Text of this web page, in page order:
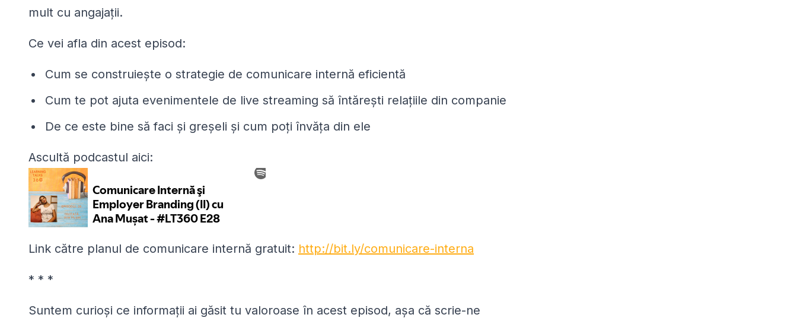
mult cu angajații.
Ce vei afla din acest episod:
Cum se construiește o strategie de comunicare internă eficientă
Cum te pot ajuta evenimentele de live streaming să întărești relațiile din companie
De ce este bine să faci și greșeli și cum poți învăța din ele
Ascultă podcastul aici:
Link către planul de comunicare internă gratuit: http://bit.ly/comunicare-interna
* * *
Suntem curioși ce informații ai găsit tu valoroase în acest episod, așa că scrie-ne